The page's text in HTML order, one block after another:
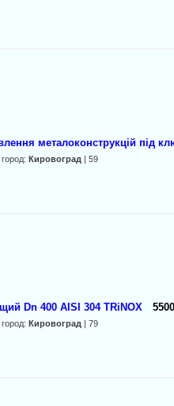
металоконструкцій під
город:Кировоград | 59
Dn 400 AISI 304 TRiNOX
город:Кировоград | 79